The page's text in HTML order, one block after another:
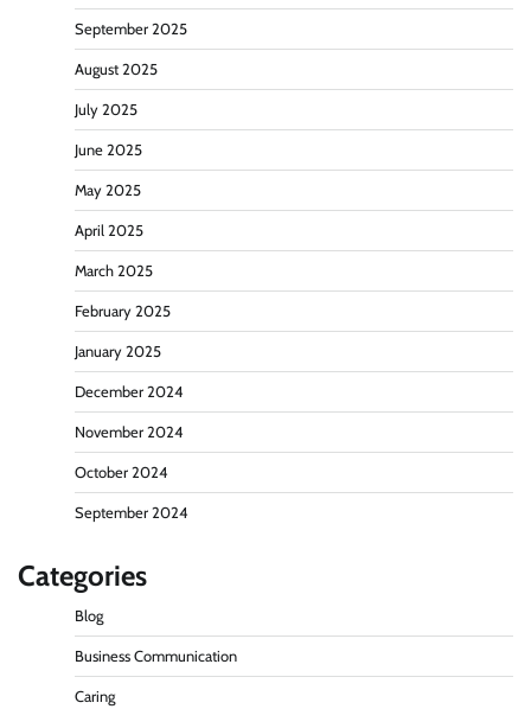
September 2025
August 2025
July 2025
June 2025
May 2025
April 2025
March 2025
February 2025
January 2025
December 2024
November 2024
October 2024
September 2024
Categories
Blog
Business Communication
Caring